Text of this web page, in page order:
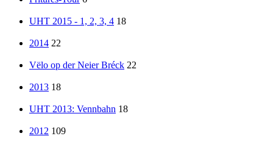
UHT 2015 - 1, 2, 3, 4 18
2014 22
Vëlo op der Neier Bréck 22
2013 18
UHT 2013: Vennbahn 18
2012 109